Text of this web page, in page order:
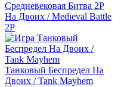
Средневековая Битва 2P
На Двоих / Medieval Battle
2P
Танковый Беспредел На
Двоих / Tank Mayhem